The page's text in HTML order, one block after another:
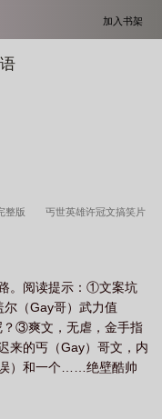
加入书架
整版 丐世英雄许冠文搞笑片
雄百度百科 电影丐世英
免费观看 丐世英雄在线阅
世英雄许冠文国语版 丐世英
丐世英雄电影1992粤语免费
。阅读提示：①文案坑
（Gay哥）武力值
？③爽文，无虐，金手指
来的丐（Gay）哥文，内
）和一个……绝壁酷帅
个玛丽苏，无三观慎